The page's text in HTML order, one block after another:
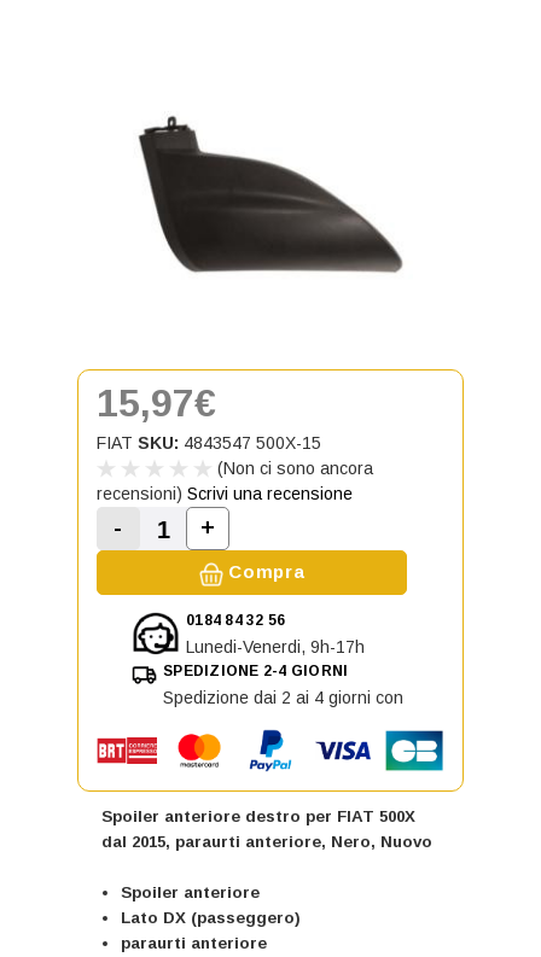
Spoiler anteriore destro per FIAT 500X
dal 2015, paraurti anteriore, Nero, Nuovo
Spoiler anteriore
Lato DX (passeggero)
paraurti anteriore
15,97€
FIAT SKU: 4843547 500X-15
(Non ci sono ancora
recensioni) Scrivi una recensione
Diminuisci la quantità di Spoiler anteriore
-
Aumenta la quantità di Spoiler
+
Compra
0184 84 32 56
Lunedi-Venerdi, 9h-17h
SPEDIZIONE 2-4 GIORNI
Spedizione dai 2 ai 4 giorni con